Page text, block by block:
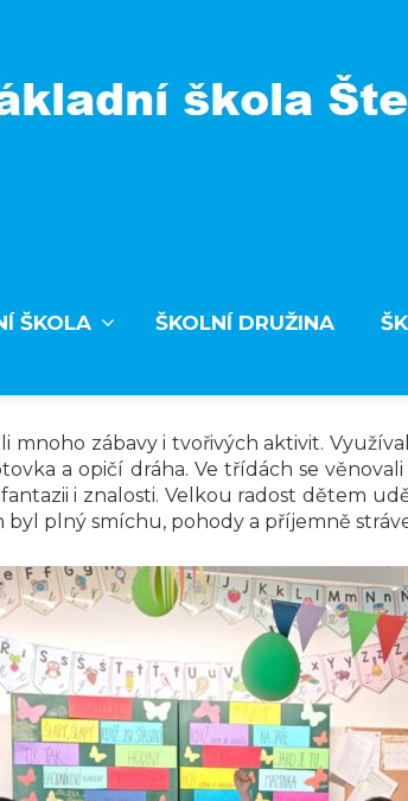
ŠKOLA ŠKOLNÍ DRUŽINA
zábavy i tvořivých aktivit.
a opičí dráha. Ve třídách se
i znalosti. Velkou radost dětem
byl plný smíchu, pohody a příjemně